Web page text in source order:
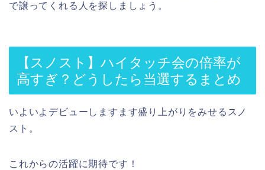
で譲ってくれる人を探しましょう。
【スノスト】ハイタッチ会の倍率が
高すぎ？どうしたら当選するまとめ
いよいよデビューしますます盛り上がりをみせるスノ
スト。
これからの活躍に期待です！